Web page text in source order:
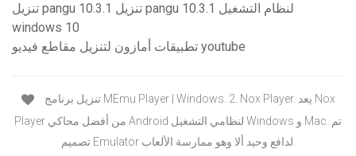
تنزيل pangu 10.3.1 تنزيل pangu 10.3.1 لنظام التشغيل
windows 10
تطبيقات أمازون لتنزيل مقاطع فيديو youtube
Player من أفضل محاكي Android لنظامي التشغيل Windows و Mac. تم